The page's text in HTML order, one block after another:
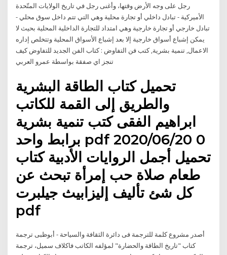
رجل على وجه الأرض وقتها، وأغنى رجل في تاريخ الولايات المتّحدة
الأميركية - تبادل داخلي أو تجارة محلية وهي التي تتم داخل سوق محلي -
تبادل خارجي أو تجارة خارجية وهي امتداد للتجارة الداخلية المحلية بحيث لا
يمكن إشباع أسواق خارجية إلا بعد إشباع الأسواق المحلية وتتخلص إداره
الاعمال, تنمية بشرية, كتب فن التفاوض : كتاب الفن الجديد للتفاوض كيف
تنجز اي صفقة بواسطة عمرو العربي
تحميل كتاب الطاقة البشرية
والطريق إلى القمة للكاتب
ابراهيم الفقى كتب تنمية بشرية
برابط واحد pdf 2020/06/20 0
تحميل أجمل الروايات الأدبية كتاب
طعام صلاة حب إمرأة تبحث عن
كل شئ تأليف إليزابيث جيلبرت
pdf
أصدر مشروع كلمة للترجمة فى دائرة الثقافة والسياحة - أبوظبى ترجمة
كتاب "تاريخ الطاقة والحضارة" لمؤلفه الكاتب فاكلاف سميل، ترجمة